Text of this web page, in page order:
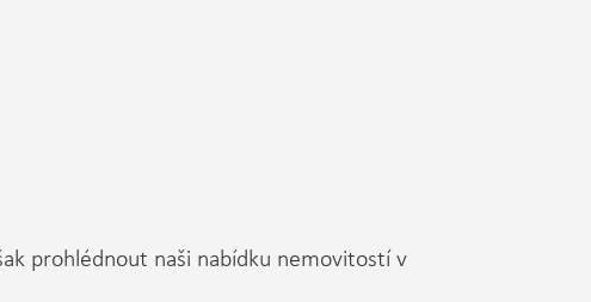
prohlédnout naši nabídku nemovitostí v